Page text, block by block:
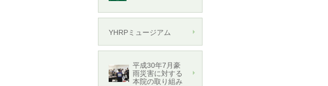
YHRPミュージアム
平成30年7月豪
雨災害に対する
本院の取り組み